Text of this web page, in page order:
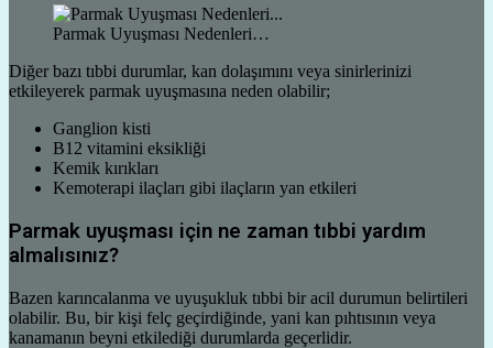
Parmak Uyuşması Nedenleri…
Diğer bazı tıbbi durumlar, kan dolaşımını veya sinirlerinizi
etkileyerek parmak uyuşmasına neden olabilir;
Ganglion kisti
B12 vitamini eksikliği
Kemik kırıkları
Kemoterapi ilaçları gibi ilaçların yan etkileri
Parmak uyuşması için ne zaman tıbbi yardım
almalısınız?
Bazen karıncalanma ve uyuşukluk tıbbi bir acil durumun belirtileri
olabilir. Bu, bir kişi felç geçirdiğinde, yani kan pıhtısının veya
kanamanın beyni etkilediği durumlarda geçerlidir.